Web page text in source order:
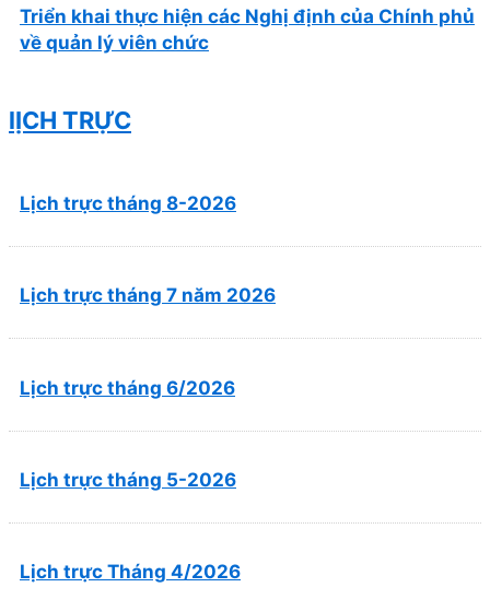
Triển khai thực hiện các Nghị định của Chính phủ
về quản lý viên chức
lỊCH TRỰC
Lịch trực tháng 8-2026
Lịch trực tháng 7 năm 2026
Lịch trực tháng 6/2026
Lịch trực tháng 5-2026
Lịch trực Tháng 4/2026